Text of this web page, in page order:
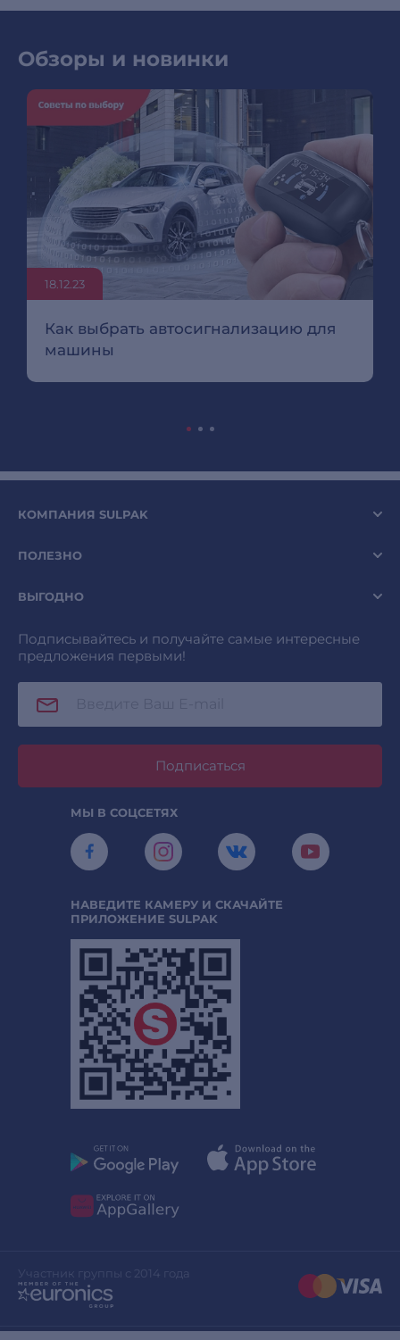
Обзоры и новинки
18.12.23
Как выбрать автосигнализацию для
машины
КОМПАНИЯ SULPAK
ПОЛЕЗНО
ВЫГОДНО
Подписывайтесь и получайте самые интересные
предложения первыми!
Подписаться
МЫ В СОЦСЕТЯХ
НАВЕДИТЕ КАМЕРУ И СКАЧАЙТЕ
ПРИЛОЖЕНИЕ SULPAK
Участник группы с 2014 года